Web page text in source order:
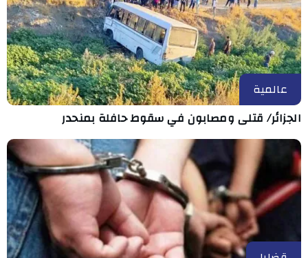
عالمية
الجزائر/ قتلى ومصابون في سقوط حافلة بمنحدر